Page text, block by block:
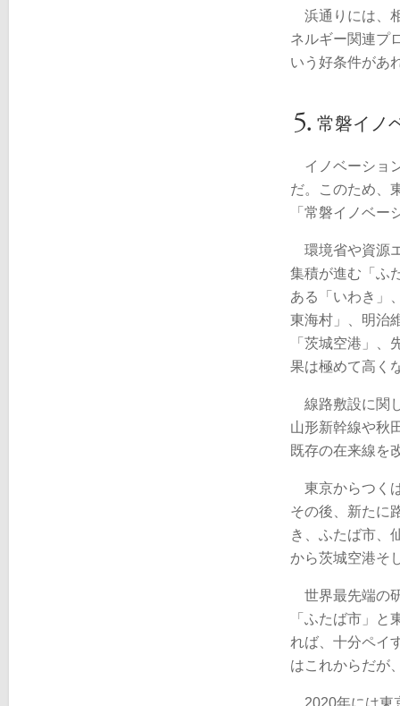
浜通りには、
ネルギー関連プ
いう好条件があ
常磐イノ
イノベーショ
だ。このため、
「常磐イノベ
環境省や資源
集積が進む「ふ
ある「いわき」
東海村」、明治
「茨城空港」
果は極めて高く
線路敷設に関
山形新幹線や秋
既存の在来線を
東京からつく
その後、新たに
き、ふたば市、
から茨城空港そ
世界最先端の
「ふたば市」
れば、十分ペイ
はこれからだが
2020年には東